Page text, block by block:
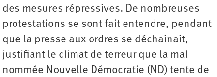
des mesures répressives. De nombreuses
protestations se sont fait entendre, pendant
que la presse aux ordres se déchainait,
justifiant le climat de terreur que la mal
nommée Nouvelle Démocratie (ND) tente de